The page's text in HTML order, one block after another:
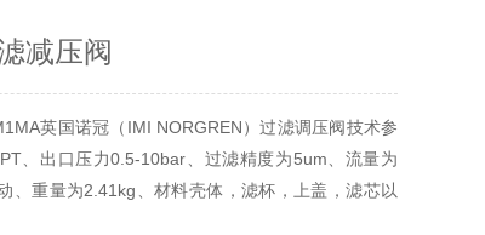
减压阀
英国诺冠（IMI NORGREN）过滤调压阀技术参
、出口压力0.5-10bar、过滤精度为5um、流量为
、重量为2.41kg、材料壳体，滤杯，上盖，滤芯以